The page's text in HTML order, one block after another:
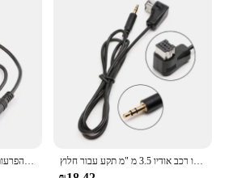
מבודד רעשים בלולאת קרקע נגד הפרעות אודיו לרכב עם כבל 3.5 מ"מ F19A רדיו רכב אודיו 3.5 מ "מ תקע עבור חלוץ IP רכב חלוץ מערכת סטריאו דרך Cd מחליף cd